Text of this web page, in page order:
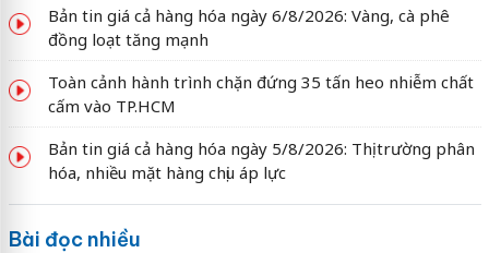
Bản tin giá cả hàng hóa ngày 6/8/2026: Vàng, cà phê
đồng loạt tăng mạnh
Toàn cảnh hành trình chặn đứng 35 tấn heo nhiễm chất
cấm vào TP.HCM
Bản tin giá cả hàng hóa ngày 5/8/2026: Thị trường phân
hóa, nhiều mặt hàng chịu áp lực
Bài đọc nhiều